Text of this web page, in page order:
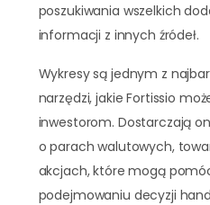
poszukiwania wszelkich
informacji z innych źródeł.
Wykresy są jednym z
narzędzi, jakie Fortissio
inwestorom. Dostarczają
o parach walutowych,
akcjach, które mogą
podejmowaniu decyzji